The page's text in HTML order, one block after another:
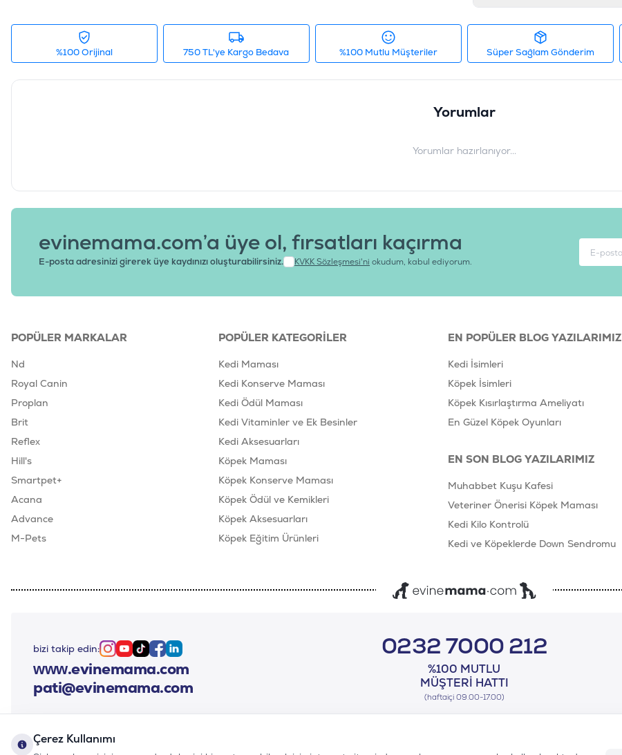
%100 Orijinal 750 TL'ye Kargo Bedava %100 Mutlu Müşteriler Süper Sağlam Gönderim
Yorumlar
Yorumlar hazırlanıyor...
evinemama.com’a üye ol, fırsatları kaçırma
E-posta adresinizi girerek üye kaydınızı oluşturabilirsiniz. KVKK Sözleşmesi'ni okudum, kabul ediyorum.
POPÜLER MARKALAR
Nd
Royal Canin
Proplan
Brit
Reflex
Hill's
Smartpet+
Acana
Advance
M-Pets
POPÜLER KATEGORILER
Kedi Maması
Kedi Konserve Maması
Kedi Ödül Maması
Kedi Vitaminler ve Ek Besinler
Kedi Aksesuarları
Köpek Maması
Köpek Konserve Maması
Köpek Ödül ve Kemikleri
Köpek Aksesuarları
Köpek Eğitim Ürünleri
EN POPÜLER BLOG YAZILARIMIZ
Kedi İsimleri
Köpek İsimleri
Köpek Kısırlaştırma Ameliyatı
En Güzel Köpek Oyunları
EN SON BLOG YAZILARIMIZ
Muhabbet Kuşu Kafesi
Veteriner Önerisi Köpek Maması
Kedi Kilo Kontrolü
Kedi ve Köpeklerde Down Sendromu
bizi takip edin: Instagram
Youtube
TiktokFacebook
Linkedin
www.evinemama.com
pati@evinemama.com
0232 7000 212
%100 MUTLU
MÜŞTERI HATTI
(haftaiçi 09.00-17.00)
Çerez Kullanımı